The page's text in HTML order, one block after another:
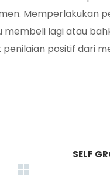
Memperlakukan
lagi atau
penilaian positif dari
SELF